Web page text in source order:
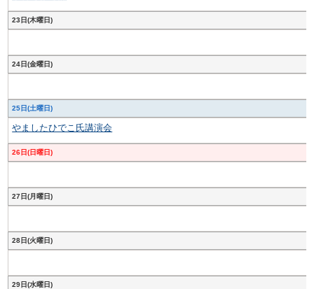
23日(木曜日)
24日(金曜日)
25日(土曜日)
やましたひでこ氏講演会
26日(日曜日)
27日(月曜日)
28日(火曜日)
29日(水曜日)